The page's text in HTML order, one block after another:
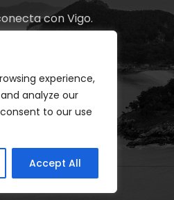
experience,
analyze our
to our use
Accept All
con Vigo.